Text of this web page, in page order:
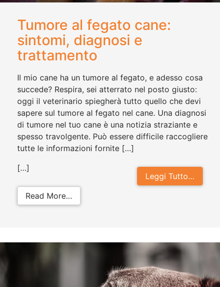
Tumore al fegato cane:
sintomi, diagnosi e
trattamento
Il mio cane ha un tumore al fegato, e adesso cosa
succede? Respira, sei atterrato nel posto giusto:
oggi il veterinario spiegherà tutto quello che devi
sapere sul tumore al fegato nel cane. Una diagnosi
di tumore nel tuo cane è una notizia straziante e
spesso travolgente. Può essere difficile raccogliere
tutte le informazioni fornite […]
Leggi Tutto…
[…]
Read More…